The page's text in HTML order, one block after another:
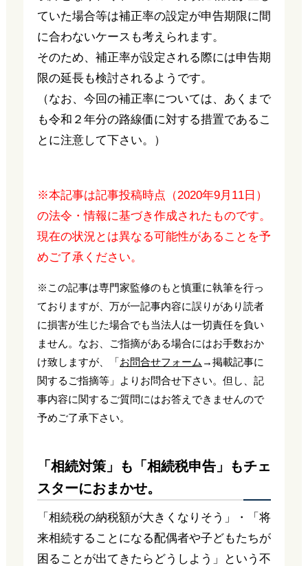
ていた場合等は補正率の設定が申告期限に間
に合わないケースも考えられます。
そのため、補正率が設定される際には申告期
限の延長も検討されるようです。
（なお、今回の補正率については、あくまで
も令和２年分の路線価に対する措置であるこ
とに注意して下さい。）
※本記事は記事投稿時点（2020年9月11日）
の法令・情報に基づき作成されたものです。
現在の状況とは異なる可能性があることを予
めご了承ください。
※この記事は専門家監修のもと慎重に執筆を行っ
ておりますが、万が一記事内容に誤りがあり読者
に損害が生じた場合でも当法人は一切責任を負い
ません。なお、ご指摘がある場合にはお手数おか
け致しますが、「お問合せフォーム →掲載記事に
関するご指摘等」よりお問合せ下さい。但し、記
事内容に関するご質問にはお答えできませんので
予めご了承下さい。
「相続対策」も「相続税申告」もチェ
スターにおまかせ。
「相続税の納税額が大きくなりそう」・「将
来相続することになる配偶者や子どもたちが
困ることが出てきたらどうしよう」という不